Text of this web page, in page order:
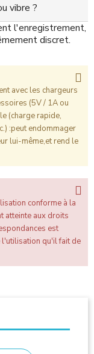
vibre ?
l'enregistrement,
discret.
avec les chargeurs
(5V / 1A ou
(charge rapide,
:peut endommager
lui-même,et rend le
conforme à la
atteinte aux droits
est
qu'il fait de